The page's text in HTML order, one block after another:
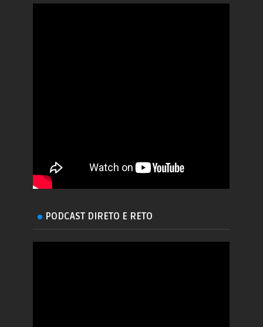
PODCAST DIRETO E RETO